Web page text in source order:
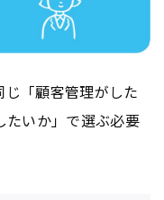
「顧客管理がした
たいか」で選ぶ必要